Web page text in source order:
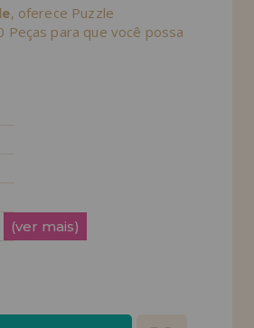
, oferece Puzzle
Peças para que você possa
(ver mais)